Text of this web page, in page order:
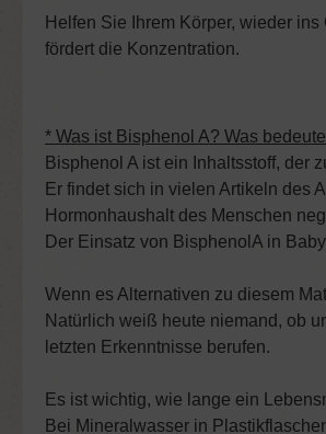
Helfen Sie Ihrem Körper, wieder
fördert die Konzentration.
* Was ist Bisphenol A? Was
Bisphenol A ist ein Inhaltsstoff, der
Er findet sich in vielen Artikeln des
Hormonhaushalt des Menschen
Der Einsatz von BisphenolA in
Wenn es Alternativen zu diesem
Natürlich weiß heute niemand, ob
letzten Erkenntnisse berufen.
Es ist wichtig, wie lange ein
Bei Mineralwasser in